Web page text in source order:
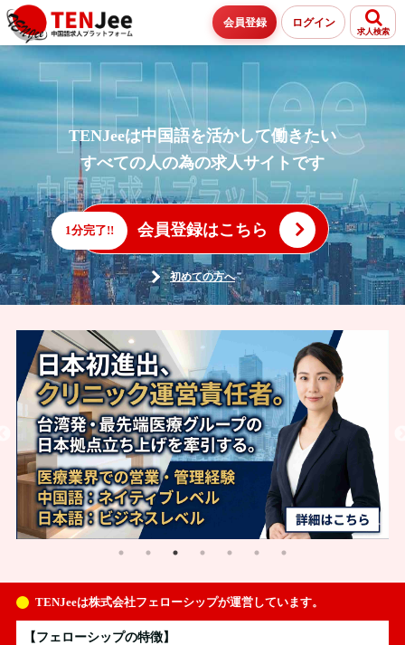
会員登録 ログイン
求人検索
TENJeeは中国語を活かして働きたい
すべての人の為の求人サイトです
会員登録はこちら
1分完了!!
初めての方へ
TENJeeは株式会社フェローシップが運営しています。
【フェローシップの特徴】